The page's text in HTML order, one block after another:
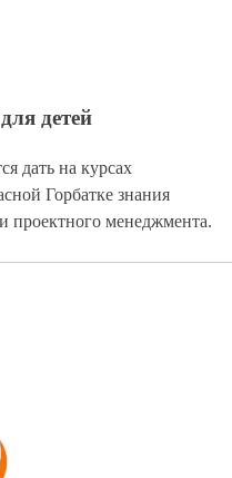
детей
дать на курсах
Горбатке знания
проектного менеджмента.